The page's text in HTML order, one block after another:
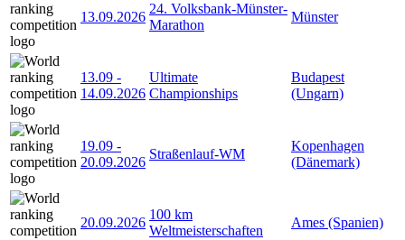
13.09.2026
24. Volksbank-Münster-
Marathon
Münster
13.09 -
14.09.2026
Ultimate
Championships
Budapest
(Ungarn)
19.09 -
20.09.2026
Straßenlauf-WM
Kopenhagen
(Dänemark)
20.09.2026
100 km
Weltmeisterschaften
Ames (Spanien)